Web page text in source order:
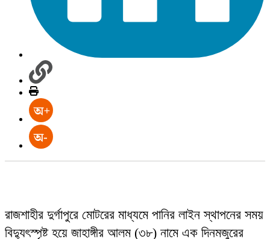
রাজশাহীর দুর্গাপুরে মোটরের মাধ্যমে পানির লাইন স্থাপনের সময়
বিদ্যুৎস্পৃষ্ট হয়ে জাহাঙ্গীর আলম (৩৮) নামে এক দিনমজুরের